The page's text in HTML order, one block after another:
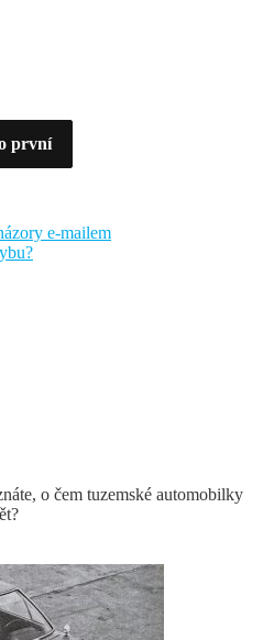
první
e-mailem
o čem tuzemské automobilky